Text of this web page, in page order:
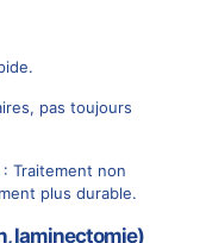
.
pas toujours
Traitement non
plus durable.
laminectomie)